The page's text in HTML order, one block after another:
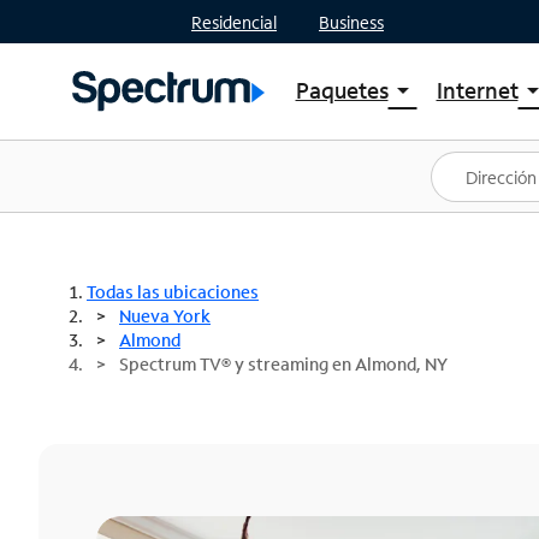
Residencial Business
Paquetesarrow_drop_down
Ver paquetes
Spectrum One
Mejores ofertas
Internetarrow_drop_down
Planes
Todas las ubicaciones
Nueva York
Almond
Spectrum TV® y streaming en Almond, NY